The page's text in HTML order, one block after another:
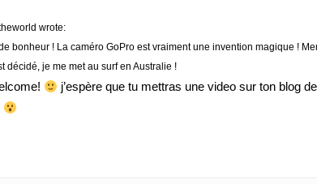
wrote:
bonheur ! La caméro GoPro est vraiment une invention magique !
décidé, je me met au surf en Australie !
j’espère que tu mettras une video sur ton blog